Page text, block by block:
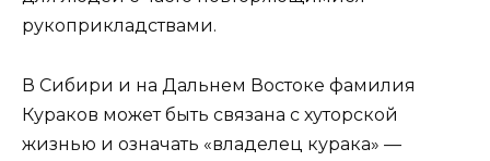
рукоприкладствами.
В Сибири и на Дальнем Востоке фамилия
Кураков может быть связана с хуторской
жизнью и означать «владелец курака» —